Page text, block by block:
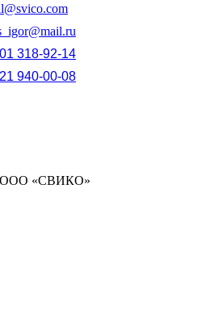
318-92-14
940-00-08
ООО «СВИКО»